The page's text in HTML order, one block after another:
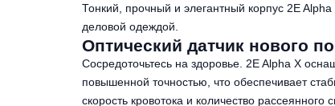
Тонкий, прочный и элегантный корпус 2E
деловой одеждой.
Оптический датчик нового
Сосредоточьтесь на здоровье. 2E Alpha X
повышенной точностью, что обеспечивает
скорость кровотока и количество